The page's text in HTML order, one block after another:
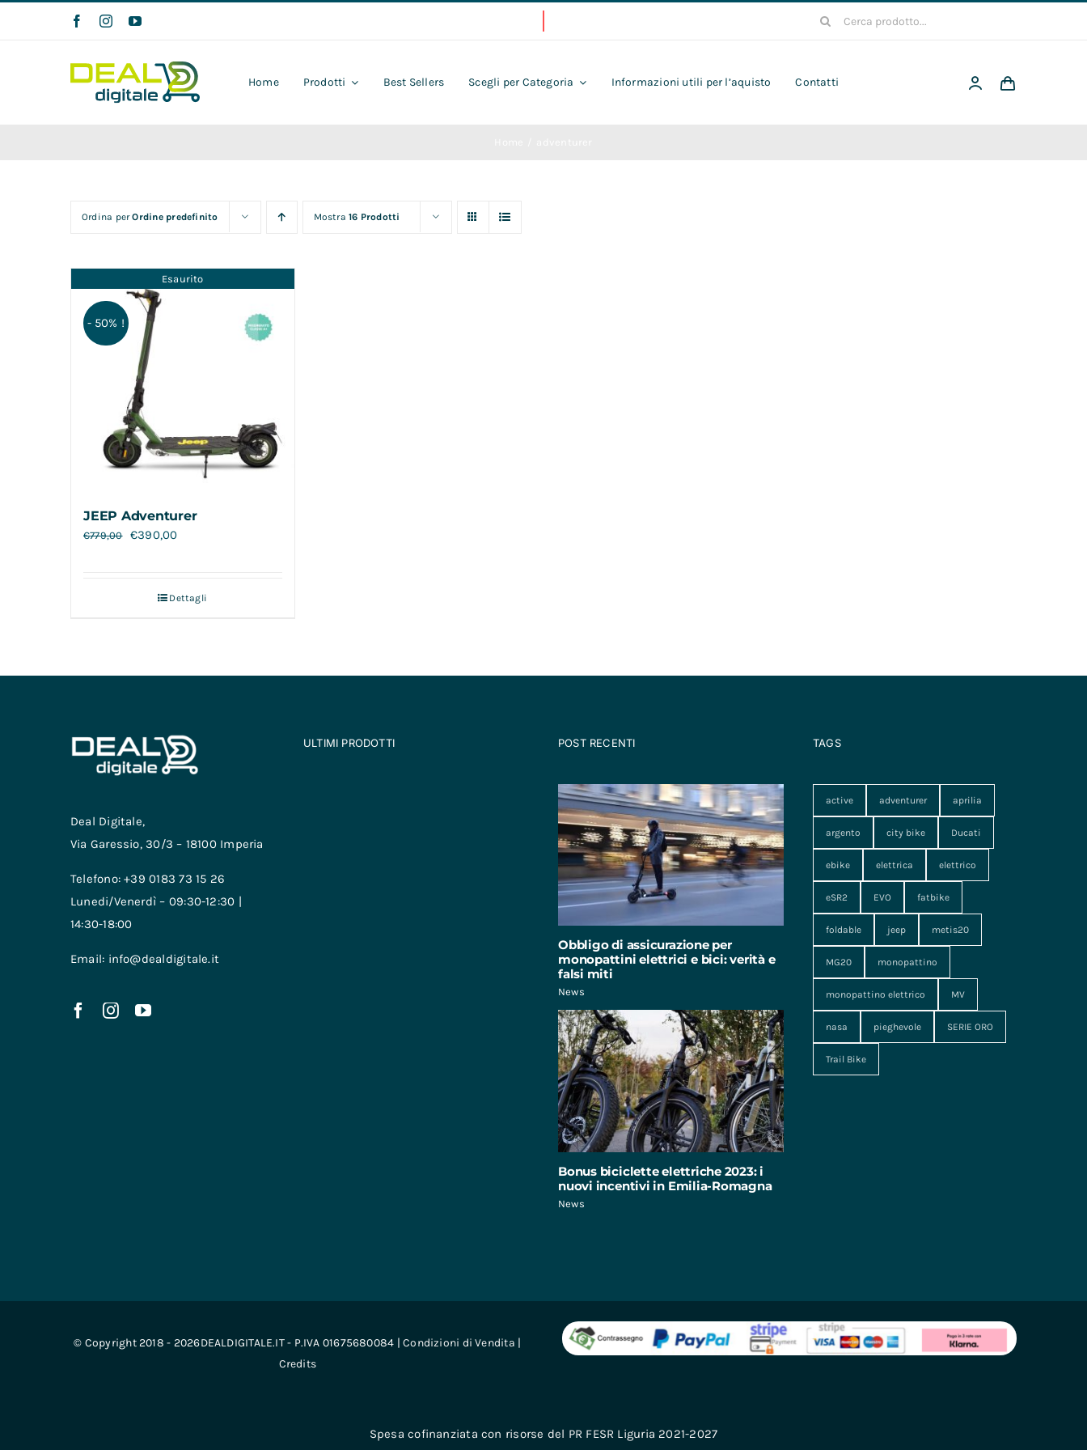
Cerca
Home Prodotti Best Sellers Scegli per Categoria Informazioni utili per l’aquisto Contatti
Ordina perOrdine predefinito Mostra16 Prodotti
Esaurito
- 50% !
JEEP Adventurer
€779,00 €390,00
Dettagli
Deal Digitale,
Via Garessio, 30/3 – 18100 Imperia
Telefono: +39 0183 73 15 26
Lunedi/Venerdì – 09:30-12:30 |
14:30-18:00
Email: info@dealdigitale.it
ULTIMI PRODOTTI POST RECENTI
Obbligo di assicurazione per
monopattini elettrici e bici: verità e
falsi miti
News
Bonus biciclette elettriche 2023: i
nuovi incentivi in Emilia-Romagna
News
TAGS
active adventurer aprilia
argento city bike Ducati
ebike elettrica elettrico
eSR2 EVO fatbike
foldable jeep metis20
MG20 monopattino
monopattino elettrico MV
nasa pieghevole SERIE ORO
Trail Bike
© Copyright 2018 - 2026DEALDIGITALE.IT - P.IVA 01675680084 |Condizioni di Vendita |
Credits
Spesa cofinanziata con risorse del PR FESR Liguria 2021-2027